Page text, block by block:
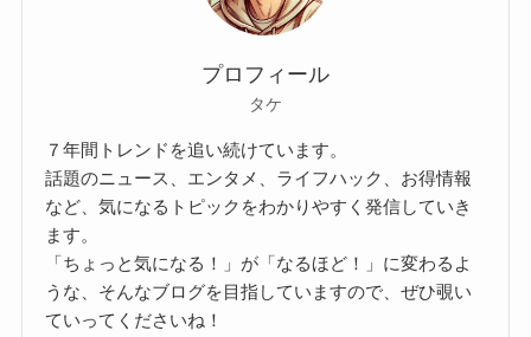
プロフィール
タケ
７年間トレンドを追い続けています。
話題のニュース、エンタメ、ライフハック、お得情報
など、気になるトピックをわかりやすく発信していき
ます。
「ちょっと気になる！」が「なるほど！」に変わるよ
うな、そんなブログを目指していますので、ぜひ覗い
ていってくださいね！